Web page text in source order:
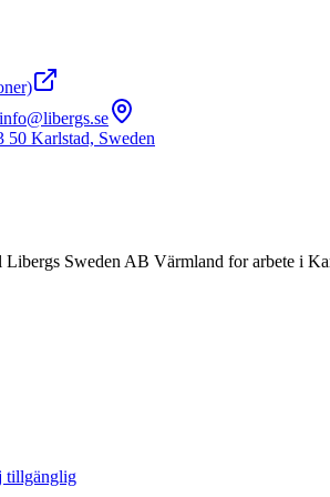
info@libergs.se
50 Karlstad, Sweden
Libergs Sweden AB Värmland for arbete i
tillgänglig